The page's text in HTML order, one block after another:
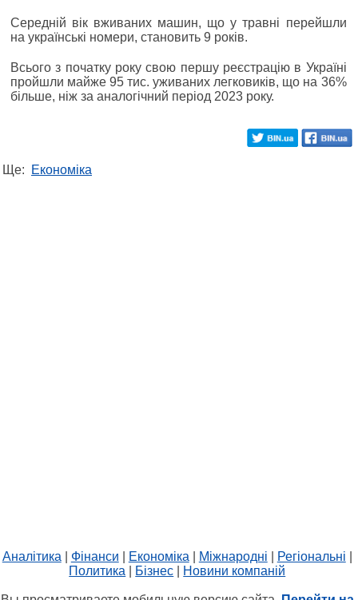
Середній вік вживаних машин, що у травні перейшли
на українські номери, становить 9 років.
Всього з початку року свою першу реєстрацію в Україні
пройшли майже 95 тис. уживаних легковиків, що на 36%
більше, ніж за аналогічний період 2023 року.
Ще: Економіка
Аналітика Фінанси Економіка Міжнародні Регіональні
Политика
Бізнес Новини компаній